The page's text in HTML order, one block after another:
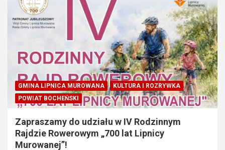
GMINA LIPNICA MUROWANA
KULTURA I ROZRYWKA
POWIAT BOCHEŃSKI
Zapraszamy do udziału w IV Rodzinnym
Rajdzie Rowerowym „700 lat Lipnicy
Murowanej”!